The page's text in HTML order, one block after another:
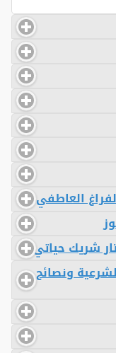
الرؤية الشرعية ونصائح